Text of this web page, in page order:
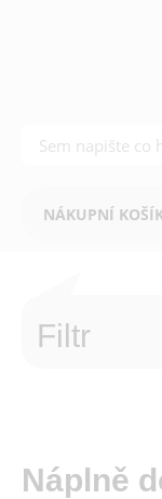
NÁKUPNÍ
Filtr
Náplně